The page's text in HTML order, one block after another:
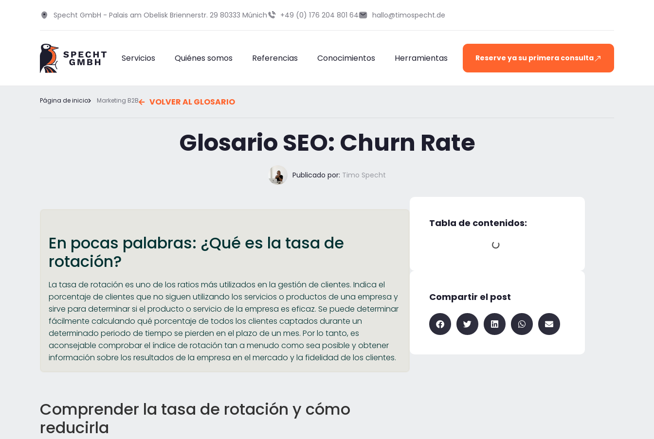
Specht GmbH - Palais am Obelisk Briennerstr. 29 80333 Múnich +49 (0) 176 204 801 64 hallo@timospecht.de
Servicios Quiénes somos Referencias Conocimientos Herramientas Reserve ya su primera consulta
Página de inicio Marketing B2B VOLVER AL GLOSARIO
Glosario SEO: Churn Rate
Publicado por: Timo Specht
En pocas palabras: ¿Qué es la tasa de
rotación?
La tasa de rotación es uno de los ratios más utilizados en la gestión de clientes. Indica el
porcentaje de clientes que no siguen utilizando los servicios o productos de una empresa y
sirve para determinar si el producto o servicio de la empresa es eficaz. Se puede determinar
fácilmente calculando qué porcentaje de todos los clientes captados durante un
determinado periodo de tiempo se pierden en el plazo de un mes. Por lo tanto, es
aconsejable comprobar el índice de rotación tan a menudo como sea posible y obtener
información sobre los resultados de la empresa en el mercado y la fidelidad de los clientes.
Comprender la tasa de rotación y cómo
reducirla
Tabla de contenidos:
Compartir el post